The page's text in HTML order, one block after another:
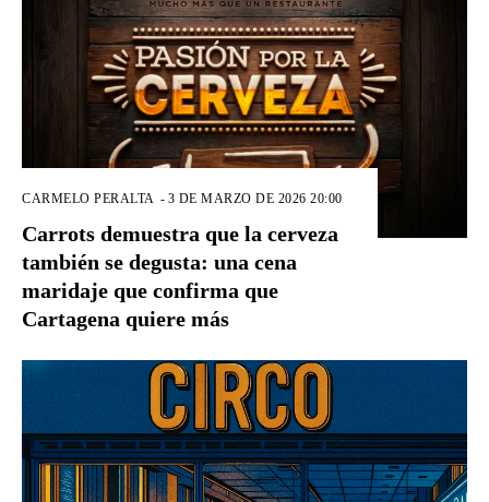
CARMELO PERALTA - 3 DE MARZO DE 2026 20:00
Carrots demuestra que la cerveza
también se degusta: una cena
maridaje que confirma que
Cartagena quiere más